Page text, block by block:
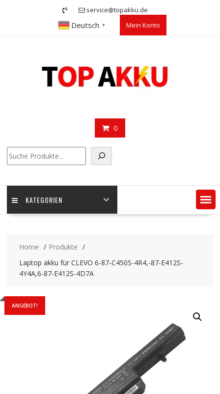
service@topakku.de
Deutsch ▼ Mein Konto
0
KATEGORIEN
Home
Produkte
Laptop akku für CLEVO 6-87-C450S-4R4,-87-E412S-
4Y4A,6-87-E412S-4D7A
ANGEBOT!